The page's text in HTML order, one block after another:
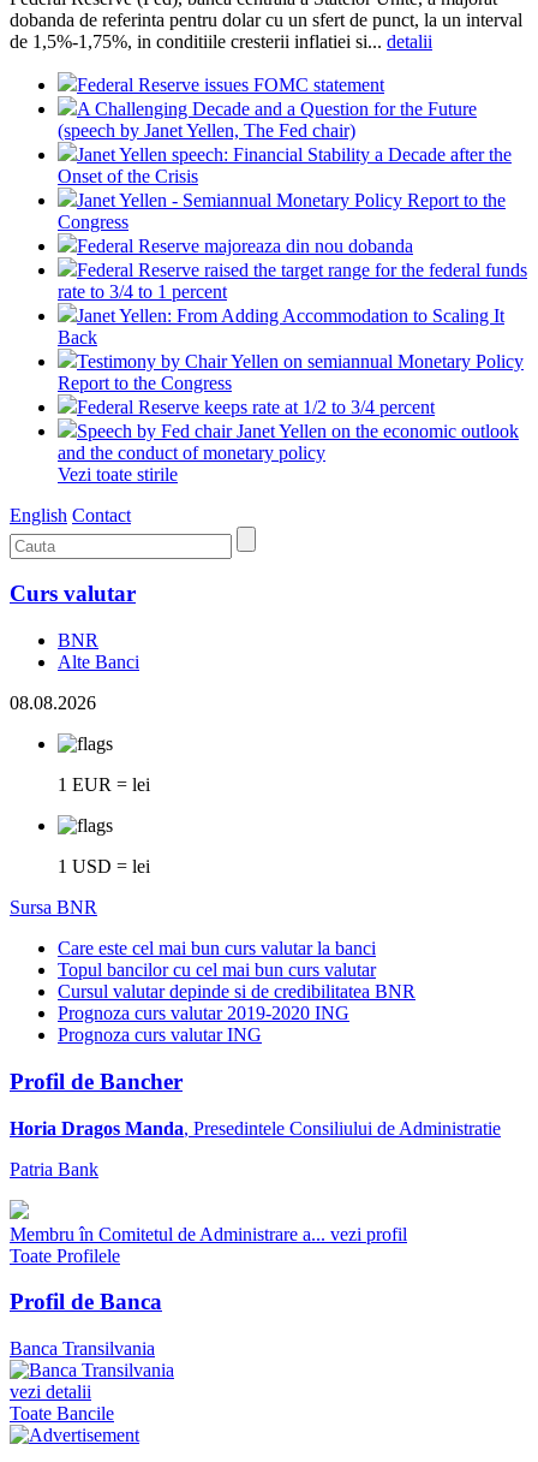
dobanda de referinta pentru dolar cu un sfert de punct, la un interval
de 1,5%-1,75%, in conditiile cresterii inflatiei si... detalii
Federal Reserve issues FOMC statement
A Challenging Decade and a Question for the Future
(speech by Janet Yellen, The Fed chair)
Janet Yellen speech: Financial Stability a Decade after the
Onset of the Crisis
Janet Yellen - Semiannual Monetary Policy Report to the
Congress
Federal Reserve majoreaza din nou dobanda
Federal Reserve raised the target range for the federal funds
rate to 3/4 to 1 percent
Janet Yellen: From Adding Accommodation to Scaling It
Back
Testimony by Chair Yellen on semiannual Monetary Policy
Report to the Congress
Federal Reserve keeps rate at 1/2 to 3/4 percent
Speech by Fed chair Janet Yellen on the economic outlook
and the conduct of monetary policy
Vezi toate stirile
English Contact
Curs valutar
BNR
Alte Banci
08.08.2026
1 EUR = lei
1 USD = lei
Sursa BNR
Care este cel mai bun curs valutar la banci
Topul bancilor cu cel mai bun curs valutar
Cursul valutar depinde si de credibilitatea BNR
Prognoza curs valutar 2019-2020 ING
Prognoza curs valutar ING
Profil de Bancher
Horia Dragos Manda, Presedintele Consiliului de Administratie
Patria Bank
Membru în Comitetul de Administrare a... vezi profil
Toate Profilele
Profil de Banca
Banca Transilvania
vezi detalii
Toate Bancile